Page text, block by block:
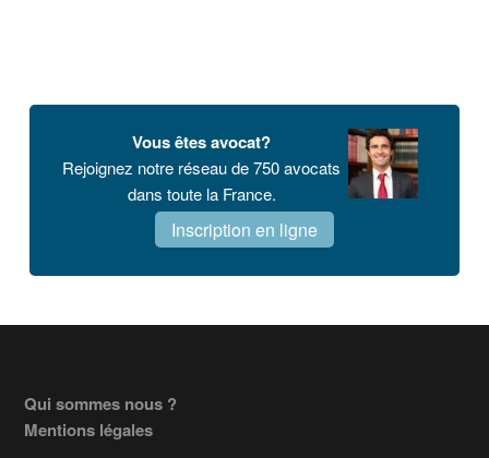
Vous êtes avocat?
Rejoignez notre réseau de 750 avocats
dans toute la France.
Inscription en ligne
Footer
Qui sommes nous ?
Mentions légales